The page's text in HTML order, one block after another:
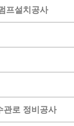
프설치공사
관로 정비공사